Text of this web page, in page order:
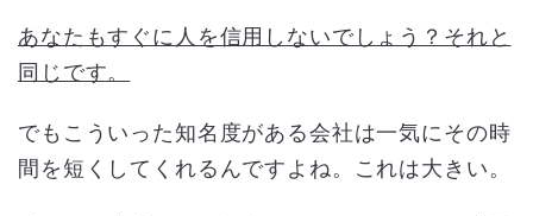
あなたもすぐに人を信用しないでしょう？それと
同じです。
でもこういった知名度がある会社は一気にその時
間を短くしてくれるんですよね。これは大きい。